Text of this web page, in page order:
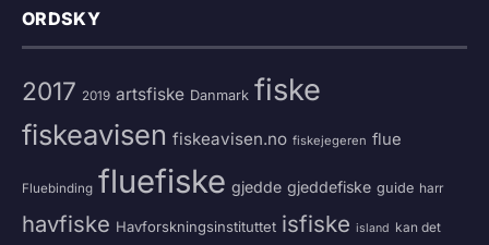
ORDSKY
2017 2019 artsfiske Danmark fiske
fiskeavisen fiskeavisen.no fiskejegeren flue
Fluebinding fluefiske gjedde gjeddefiske guide harr
havfiske Havforskningsinstituttet isfiske island kan det